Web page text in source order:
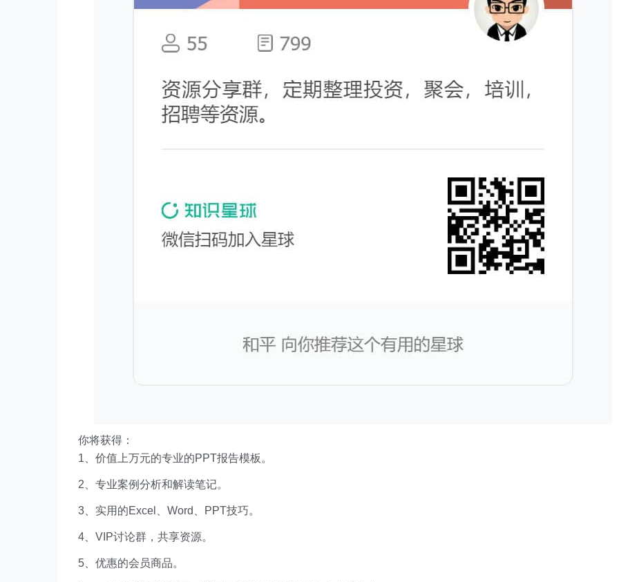
你将获得：
1、价值上万元的专业的PPT报告模板。
2、专业案例分析和解读笔记。
3、实用的Excel、Word、PPT技巧。
4、VIP讨论群，共享资源。
5、优惠的会员商品。